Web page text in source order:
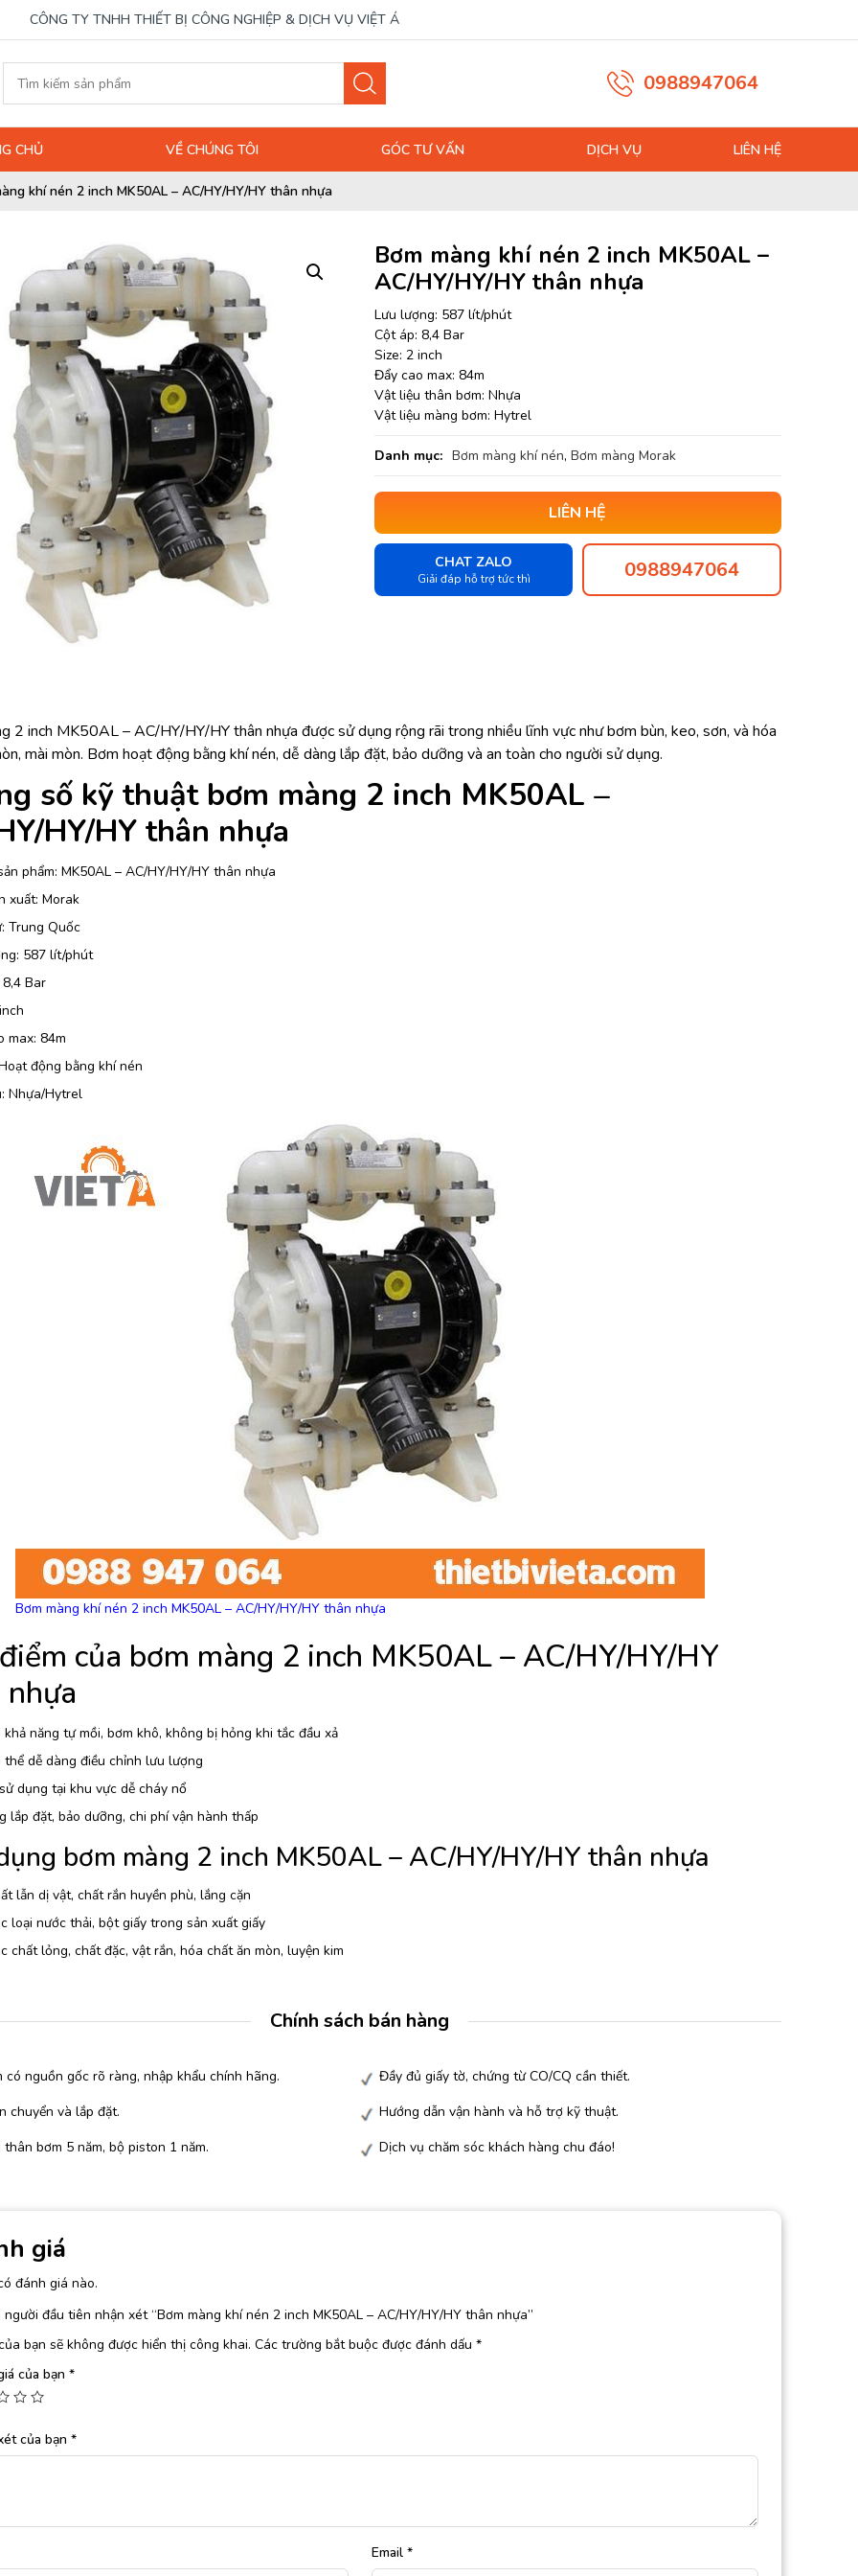
CÔNG TY TNHH THIẾT BỊ CÔNG NGHIỆP & DỊCH VỤ VIỆT Á
0988947064
CHỦ VỀ CHÚNG TÔI GÓC TƯ VẤN DỊCH VỤ LIÊN HỆ
khí nén 2 inch MK50AL – AC/HY/HY/HY thân nhựa
Bơm màng khí nén 2 inch MK50AL –
AC/HY/HY/HY thân nhựa
Lưu lượng: 587 lít/phút
Cột áp: 8,4 Bar
Size: 2 inch
Đẩy cao max: 84m
Vật liệu thân bơm: Nhựa
Vật liệu màng bơm: Hytrel
Danh mục: Bơm màng khí nén, Bơm màng Morak
LIÊN HỆ
CHAT ZALO
Giải đáp hỗ trợ tức thì 0988947064
2 inch MK50AL – AC/HY/HY/HY thân nhựa được sử dụng rộng rãi trong nhiều lĩnh vực như bơm bùn, keo, sơn, và hóa
mài mòn. Bơm hoạt động bằng khí nén, dễ dàng lắp đặt, bảo dưỡng và an toàn cho người sử dụng.
số kỹ thuật bơm màng 2 inch MK50AL –
HY/HY thân nhựa
phẩm: MK50AL – AC/HY/HY/HY thân nhựa
xuất: Morak
Trung Quốc
587 lít/phút
Bar
max: 84m
động bằng khí nén
Nhựa/Hytrel
Bơm màng khí nén 2 inch MK50AL – AC/HY/HY/HY thân nhựa
của bơm màng 2 inch MK50AL – AC/HY/HY/HY
khả năng tự mồi, bơm khô, không bị hỏng khi tắc đầu xả
thể dễ dàng điều chỉnh lưu lượng
dụng tại khu vực dễ cháy nổ
lắp đặt, bảo dưỡng, chi phí vận hành thấp
bơm màng 2 inch MK50AL – AC/HY/HY/HY thân nhựa
lẫn dị vật, chất rắn huyền phù, lắng cặn
loại nước thải, bột giấy trong sản xuất giấy
chất lỏng, chất đặc, vật rắn, hóa chất ăn mòn, luyện kim
Chính sách bán hàng
có nguồn gốc rõ ràng, nhập khẩu chính hãng.
Đầy đủ giấy tờ, chứng từ CO/CQ cần thiết.
chuyển và lắp đặt.
Hướng dẫn vận hành và hỗ trợ kỹ thuật.
thân bơm 5 năm, bộ piston 1 năm.
Dịch vụ chăm sóc khách hàng chu đáo!
giá
đánh giá nào.
đầu tiên nhận xét “Bơm màng khí nén 2 inch MK50AL – AC/HY/HY/HY thân nhựa”
bạn sẽ không được hiển thị công khai. Các trường bắt buộc được đánh dấu *
của bạn *
của bạn *
Email *